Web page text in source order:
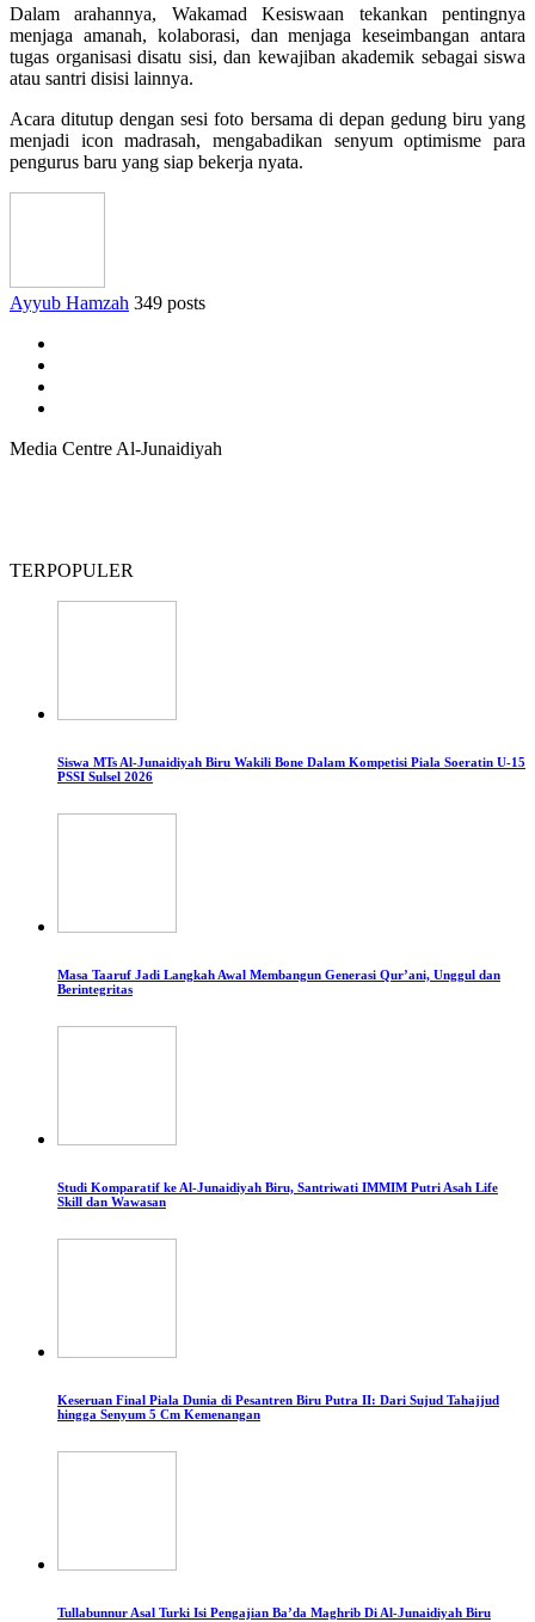
Dalam arahannya, Wakamad Kesiswaan tekankan pentingnya
menjaga amanah, kolaborasi, dan menjaga keseimbangan antara
tugas organisasi disatu sisi, dan kewajiban akademik sebagai siswa
atau santri disisi lainnya.
Acara ditutup dengan sesi foto bersama di depan gedung biru yang
menjadi icon madrasah, mengabadikan senyum optimisme para
pengurus baru yang siap bekerja nyata.
Ayyub Hamzah 349 posts
Media Centre Al-Junaidiyah
TERPOPULER
Siswa MTs Al-Junaidiyah Biru Wakili Bone Dalam Kompetisi Piala Soeratin U-15
PSSI Sulsel 2026
Masa Taaruf Jadi Langkah Awal Membangun Generasi Qur’ani, Unggul dan
Berintegritas
Studi Komparatif ke Al-Junaidiyah Biru, Santriwati IMMIM Putri Asah Life
Skill dan Wawasan
Keseruan Final Piala Dunia di Pesantren Biru Putra II: Dari Sujud Tahajjud
hingga Senyum 5 Cm Kemenangan
Tullabunnur Asal Turki Isi Pengajian Ba’da Maghrib Di Al-Junaidiyah Biru